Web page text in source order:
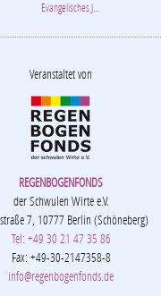
7, 10777 Berlin (Schöneberg)
Fax: +49-30-2147358-8
info@regenbogenfonds.de
e.V.